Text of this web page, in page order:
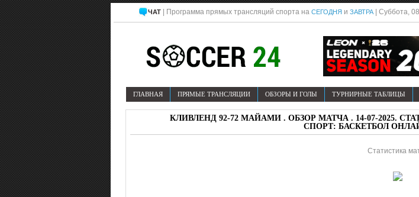
ЧАТ | Программа прямых трансляций спорта на СЕГОДНЯ и ЗАВТРА | Суббота,
ГЛАВНАЯ ПРЯМЫЕ ТРАНСЛЯЦИИ ОБЗОРЫ И ГОЛЫ ТУРНИРНЫЕ ТАБЛИЦЫ
КЛИВЛЕНД 92-72 МАЙАМИ . ОБЗОР МАТЧА . 14-07-2025.
СПОРТ: БАСКЕТБОЛ
Статистика